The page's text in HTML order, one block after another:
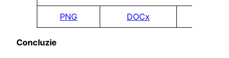
PNG DOCx
Concluzie